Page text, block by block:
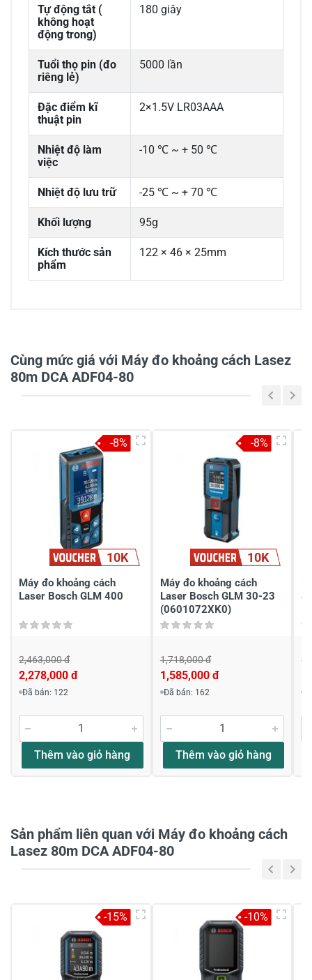
Tự động tắt (
không hoạt
động trong)
180 giây
Tuổi thọ pin (đo
riêng lẻ)
5000 lần
Đặc điểm kĩ
thuật pin
2×1.5V LR03AAA
Nhiệt độ làm
việc
-10 ℃ ~ + 50 ℃
Nhiệt độ lưu trữ -25 ℃ ~ + 70 ℃
Khối lượng 95g
Kích thước sản
phẩm
122 × 46 × 25mm
3
2
-
-
Chia sẻ nhận xét về sản phẩm
Viết nhận xét của bạn
Viết nhận xét về sản phẩm
Đánh giá sao
Tiêu đề của nhận xét *
Cùng mức giá với Máy đo khoảng cách Lasez
80m DCA ADF04-80
10K
Máy đo khoảng cách
Laser Bosch GLM 400
2,463,000 đ
2,278,000 đ
Đã bán: 122
Thêm vào giỏ hàng
-8%
10K
Máy đo khoảng cách
Laser Bosch GLM 30-23
(0601072XK0)
1,718,000 đ
1,585,000 đ
Đã bán: 162
Thêm vào giỏ hàng
-8%
Sản phẩm liên quan với Máy đo khoảng cách
Lasez 80m DCA ADF04-80
-15% -10%